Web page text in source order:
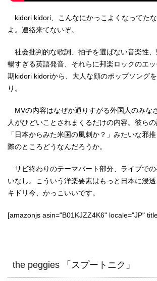
kidori kidori、こんなにかっこよくなってた
よ。連絡来てないぞ。
社会批判的な歌詞、拍子を選ばない音楽性
暢すぎる英語発音、それらに邦楽ロックのエ
期kidori kidoriから、大人な顔のポップソング
り。
MVの内容はなぜか通りすがる外国人のみな
人がひどいことされまくるだけの内容。彼ら
「日本からみた米国の風刺か？」みたいな邪
際のところどうなんだろうか。
サビ終わりのテーマパート部分、ライブで
いなし。こういう洋楽要素はもっと日本に浸透
キドリ今、かっこいいです。
[amazonjs asin="B01KJZZ4K6" locale="JP"
the peggies 「スプートニク」